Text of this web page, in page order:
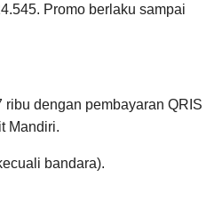
Promo berlaku sampai
ribu dengan pembayaran QRIS
Mandiri.
bandara).